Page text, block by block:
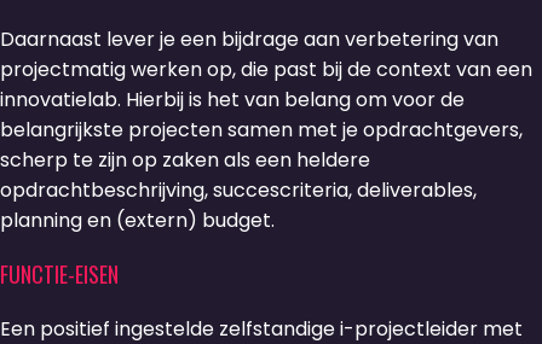
Daarnaast lever je een bijdrage aan verbetering van
projectmatig werken op, die past bij de context van een
innovatielab. Hierbij is het van belang om voor de
belangrijkste projecten samen met je opdrachtgevers,
scherp te zijn op zaken als een heldere
opdrachtbeschrijving, succescriteria, deliverables,
planning en (extern) budget.
FUNCTIE-EISEN
Een positief ingestelde zelfstandige i-projectleider met